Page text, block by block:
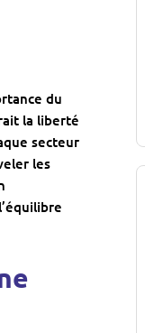
du
la liberté
secteur
les